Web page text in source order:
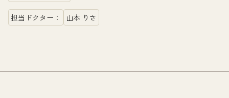
担当ドクター： 山本 りさ